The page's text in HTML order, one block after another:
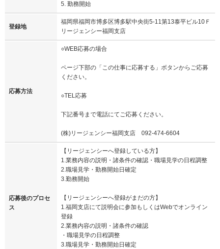
5. 勤務開始
登録地
福岡県福岡市博多区博多駅中央街5-11第13泰平ビル10Ｆ
リージェンシー福岡支店
応募方法
○WEB応募の場合
ページ下部の「この仕事に応募する」ボタンからご応募
ください。
○TEL応募
下記番号まで電話にてご応募ください。
(株)リージェンシー福岡支店 092-474-6604
応募後のプロセ
ス
【リージェンシーへ登録している方】
1.業務内容の説明・諸条件の確認・職場見学の日程調整
2.職場見学・勤務開始日確定
3.勤務開始
【リージェンシーへ登録がまだの方】
1.福岡支店にて説明会に参加もしくはWebでオンライン
登録
2.業務内容の説明・諸条件の確認
・職場見学の日程調整
3.職場見学・勤務開始日確定